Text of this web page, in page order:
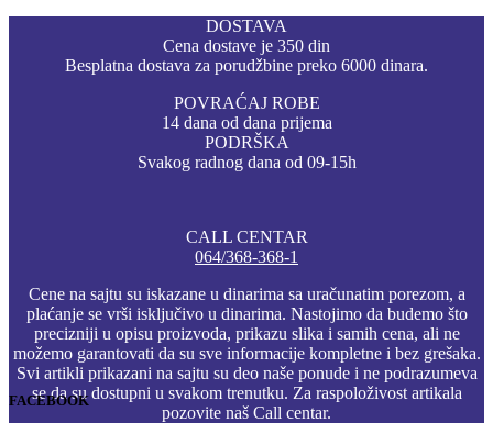
DOSTAVA
Cena dostave je 350 din
Besplatna dostava za porudžbine preko 6000 dinara.
POVRAĆAJ ROBE
14 dana od dana prijema
PODRŠKA
Svakog radnog dana od 09-15h
CALL CENTAR
064/368-368-1
Cene na sajtu su iskazane u dinarima sa uračunatim porezom, a
plaćanje se vrši isključivo u dinarima. Nastojimo da budemo što
precizniji u opisu proizvoda, prikazu slika i samih cena, ali ne
možemo garantovati da su sve informacije kompletne i bez grešaka.
Svi artikli prikazani na sajtu su deo naše ponude i ne podrazumeva
se da su dostupni u svakom trenutku. Za raspoloživost artikala
pozovite naš Call centar.
FACEBOOK